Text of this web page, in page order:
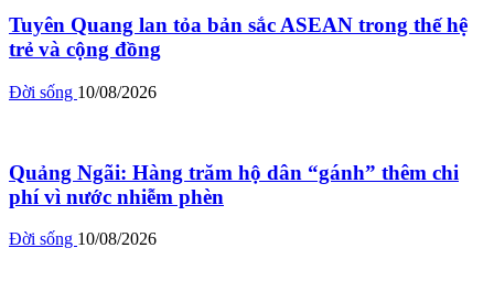
Tuyên Quang lan tỏa bản sắc ASEAN trong thế hệ
trẻ và cộng đồng
Đời sống 10/08/2026
Quảng Ngãi: Hàng trăm hộ dân “gánh” thêm chi
phí vì nước nhiễm phèn
Đời sống 10/08/2026